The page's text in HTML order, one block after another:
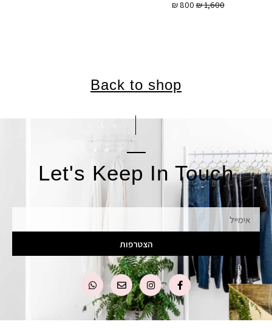
1,600
₪
800
₪
Back to shop
Let's Keep In Touch
אימייל
הצטרפות